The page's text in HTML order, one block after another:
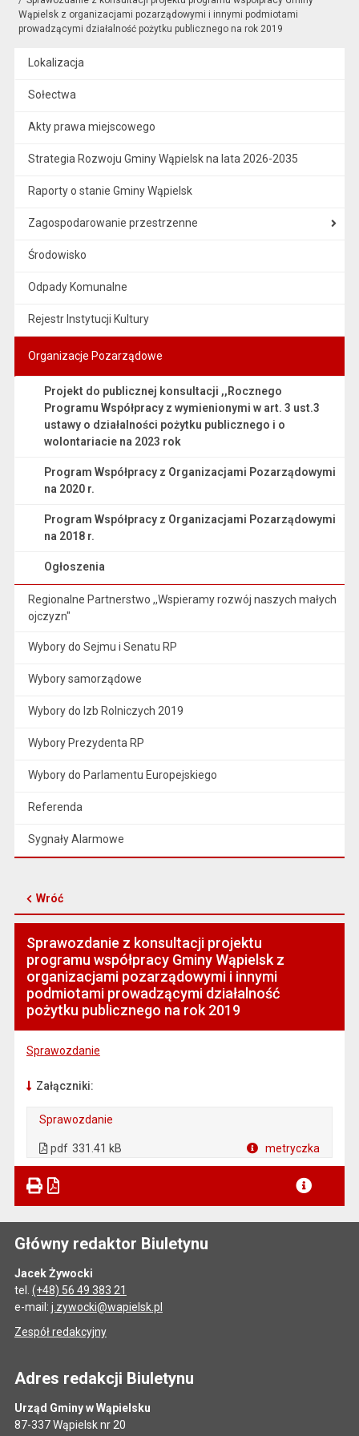
Wąpielsk z organizacjami pozarządowymi i innymi podmiotami
prowadzącymi działalność pożytku publicznego na rok 2019
Lokalizacja
Sołectwa
Akty prawa miejscowego
Strategia Rozwoju Gminy Wąpielsk na lata 2026-2035
Raporty o stanie Gminy Wąpielsk
Zagospodarowanie przestrzenne
Środowisko
Odpady Komunalne
Rejestr Instytucji Kultury
Organizacje Pozarządowe
Projekt do publicznej konsultacji ,,Rocznego
Programu Współpracy z wymienionymi w art. 3 ust.3
ustawy o działalności pożytku publicznego i o
wolontariacie na 2023 rok
Program Współpracy z Organizacjami Pozarządowymi
na 2020 r.
Program Współpracy z Organizacjami Pozarządowymi
na 2018 r.
Ogłoszenia
Regionalne Partnerstwo ,,Wspieramy rozwój naszych małych
ojczyzn"
Wybory do Sejmu i Senatu RP
Wybory samorządowe
Wybory do Izb Rolniczych 2019
Wybory Prezydenta RP
Wybory do Parlamentu Europejskiego
Referenda
Sygnały Alarmowe
Wróć
Sprawozdanie z konsultacji projektu
programu współpracy Gminy Wąpielsk z
organizacjami pozarządowymi i innymi
podmiotami prowadzącymi działalność
pożytku publicznego na rok 2019
Sprawozdanie
Załączniki:
Sprawozdanie
pdf 331.41 kB metryczka
Główny redaktor Biuletynu
Jacek Żywocki
tel. (+48) 56 49 383 21
e-mail: j.zywocki@wapielsk.pl
Zespół redakcyjny
Adres redakcji Biuletynu
Urząd Gminy w Wąpielsku
87-337 Wąpielsk nr 20